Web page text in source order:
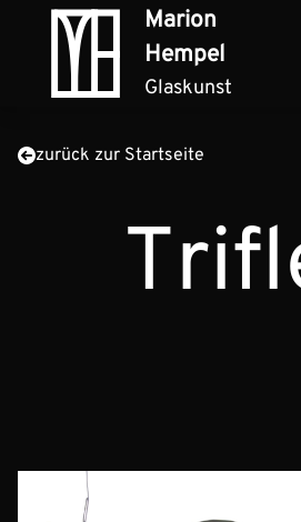
Zum Inhalt springenMarion
Hempel
Glaskunst
zurück zur Startseite